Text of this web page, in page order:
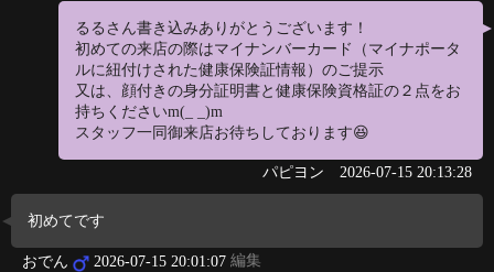
るるさん書き込みありがとうございます！
初めての来店の際はマイナンバーカード（マイナポータ
ルに紐付けされた健康保険証情報）のご提示
又は、顔付きの身分証明書と健康保険資格証の２点をお
持ちくださいm(_ _)m
スタッフ一同御来店お待ちしております😆
パピヨン 2026-07-15 20:13:28
初めてです
おでん 2026-07-15 20:01:07 編集